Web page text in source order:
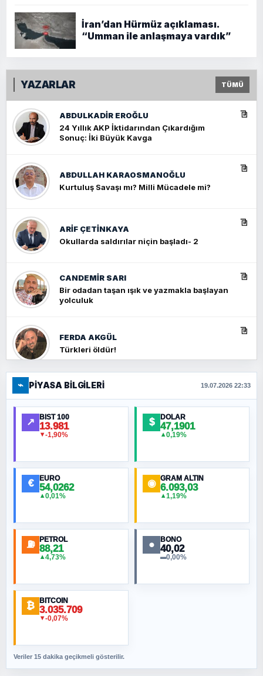
İran’dan Hürmüz açıklaması.
“Umman ile anlaşmaya vardık”
YAZARLAR TÜMÜ
ABDULKADIR EROĞLU
24 Yıllık AKP İktidarından Çıkardığım
Sonuç: İki Büyük Kavga
ABDULLAH KARAOSMANOĞLU
Kurtuluş Savaşı mı? Milli Mücadele mi?
ARIF ÇETİNKAYA
Okullarda saldırılar niçin başladı- 2
CANDEMIR SARI
Bir odadan taşan ışık ve yazmakla başlayan
yolculuk
FERDA AKGÜL
Türkleri öldür!
FERHAT BÜYÜKKALKAN
Ankara Zirvesi: NATO Toplantısı mı, Yeni
Ortadoğu Haritasının Provası mı?
MURAT ÖZKAN
NURETTIN BÖLÜK
ORHAN KILIÇOĞLU
Fahişeye beyinli bir müstevli alçağına
SAVAŞ ŞAHİN
⌁ PIYASA BILGILERI 19.07.2026 22:33
↗ BIST 100
13.981
▼-1,90%
$ DOLAR
47,1901
▲0,19%
€ EURO
54,0262
▲0,01%
◉ GRAM ALTIN
6.093,03
▲1,19%
⛽ PETROL
88,21
▲4,73%
● BONO
40,02
▬0,00%
₿ BITCOIN
3.035.709
▼-0,07%
Veriler 15 dakika geçikmeli gösterilir.